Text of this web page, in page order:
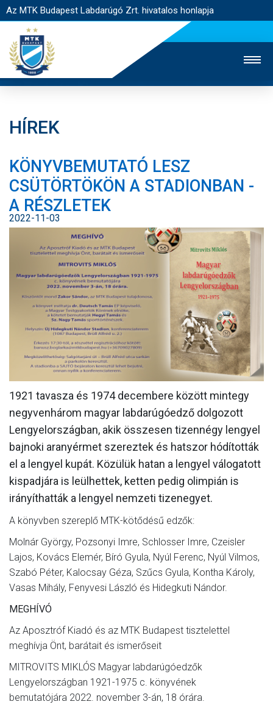
Az MTK Budapest Labdarúgó Zrt. hivatalos honlapja
JEGYÉRTÉKESÍTÉS
WEBSHOP
EGYESÜLET
KAPCSOLAT
NYITÓLAP
HÍREK
CSAPATOK
MÉRKŐZÉSEK
KLUB
GALÉRIA
SZURKOLÓI ÉLMÉNYEK
AKKREDITÁCIÓ
HÍREK
KÖNYVBEMUTATÓ LESZ
CSÜTÖRTÖKÖN A STADIONBAN -
A RÉSZLETEK
2022-11-03
1921 tavasza és 1974 decembere között mintegy
negyvenhárom magyar labdarúgóedző dolgozott
Lengyelországban, akik összesen tizennégy lengyel
bajnoki aranyérmet szereztek és hatszor hódították
el a lengyel kupát. Közülük hatan a lengyel válogatott
kispadjára is leülhettek, ketten pedig olimpián is
irányíthatták a lengyel nemzeti tizenegyet.
A könyvben szereplő MTK-kötődésű edzők:
Molnár György, Pozsonyi Imre, Schlosser Imre, Czeisler
Lajos, Kovács Elemér, Bíró Gyula, Nyúl Ferenc, Nyúl Vilmos,
Szabó Péter, Kalocsay Géza, Szűcs Gyula, Kontha Károly,
Vasas Mihály, Fenyvesi László és Hidegkuti Nándor.
MEGHÍVÓ
Az Aposztróf Kiadó és az MTK Budapest tisztelettel
meghívja Önt, barátait és ismerőseit
MITROVITS MIKLÓS Magyar labdarúgóedzők
Lengyelországban 1921-1975 c. könyvének
bemutatójára 2022. november 3-án, 18 órára.